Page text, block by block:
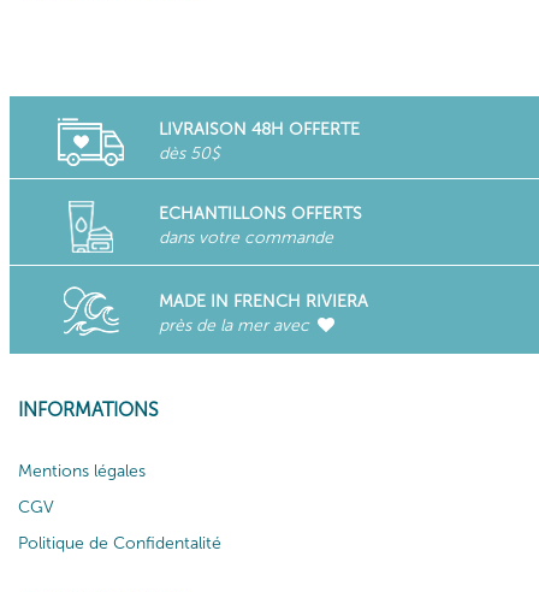
LIVRAISON 48H OFFERTE
dès 50$
ECHANTILLONS OFFERTS
dans votre commande
MADE IN FRENCH RIVIERA
près de la mer avec
INFORMATIONS
Mentions légales
CGV
Politique de Confidentalité